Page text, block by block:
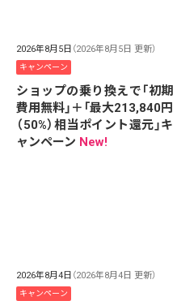
2026年8月5日 （2026年8月5日 更新）
キャンペーン
ショップの乗り換えで「初期
費用無料」＋「最大213,840円
（50%）相当ポイント還元」キ
ャンペーン New!
2026年8月4日 （2026年8月4日 更新）
キャンペーン